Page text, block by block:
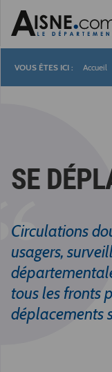
Fil
Accueil
SE
Circulations
usagers,
tous les fronts
déplacements